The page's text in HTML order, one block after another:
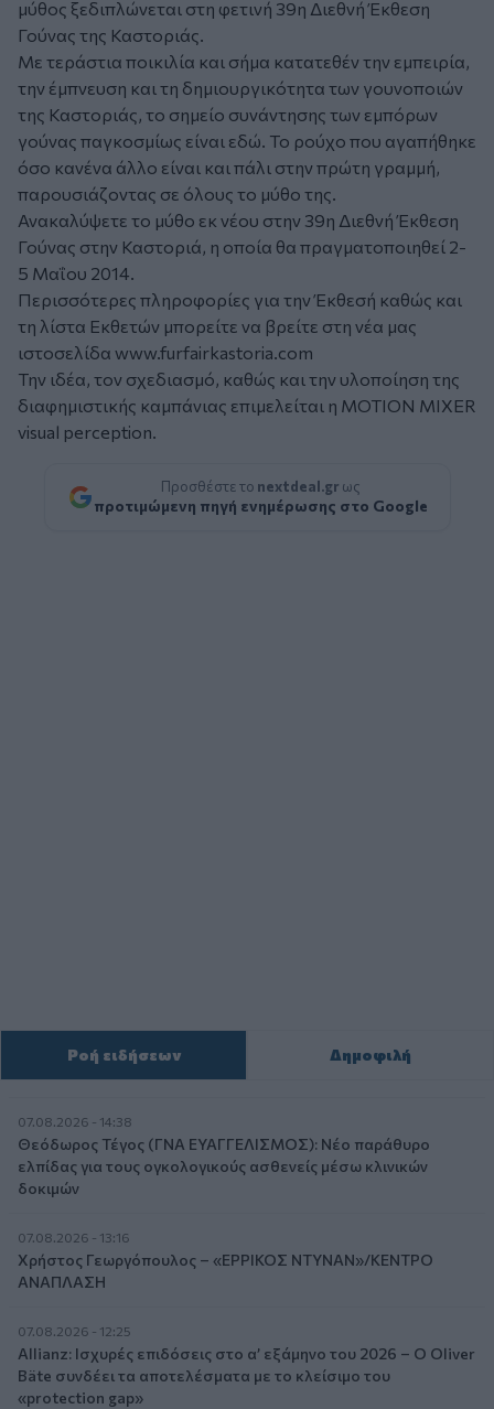
μύθος ξεδιπλώνεται στη φετινή 39η Διεθνή Έκθεση
Γούνας της Καστοριάς.
Με τεράστια ποικιλία και σήμα κατατεθέν την εμπειρία,
την έμπνευση και τη δημιουργικότητα των γουνοποιών
της Καστοριάς, το σημείο συνάντησης των εμπόρων
γούνας παγκοσμίως είναι εδώ. Το ρούχο που αγαπήθηκε
όσο κανένα άλλο είναι και πάλι στην πρώτη γραμμή,
παρουσιάζοντας σε όλους το μύθο της.
Ανακαλύψετε το μύθο εκ νέου στην 39η Διεθνή Έκθεση
Γούνας στην Καστοριά, η οποία θα πραγματοποιηθεί 2-
5 Μαΐου 2014.
Περισσότερες πληροφορίες για την Έκθεσή καθώς και
τη λίστα Εκθετών μπορείτε να βρείτε στη νέα μας
ιστοσελίδα www.furfairkastoria.com
Την ιδέα, τον σχεδιασμό, καθώς και την υλοποίηση της
διαφημιστικής καμπάνιας επιμελείται η MOTION MIXER
visual perception.
Προσθέστε το nextdeal.gr ως
προτιμώμενη πηγή ενημέρωσης στο Google
Ροή ειδήσεων Δημοφιλή
07.08.2026 - 14:38
Θεόδωρος Τέγος (ΓΝΑ ΕΥΑΓΓΕΛΙΣΜΟΣ): Νέο παράθυρο
ελπίδας για τους ογκολογικούς ασθενείς μέσω κλινικών
δοκιμών
07.08.2026 - 13:16
Χρήστος Γεωργόπουλος – «ΕΡΡΙΚΟΣ ΝΤΥΝΑΝ»/ΚΕΝΤΡΟ
ΑΝΑΠΛΑΣΗ
07.08.2026 - 12:25
Allianz: Ισχυρές επιδόσεις στο α’ εξάμηνο του 2026 – Ο Oliver
Bäte συνδέει τα αποτελέσματα με το κλείσιμο του
«protection gap»